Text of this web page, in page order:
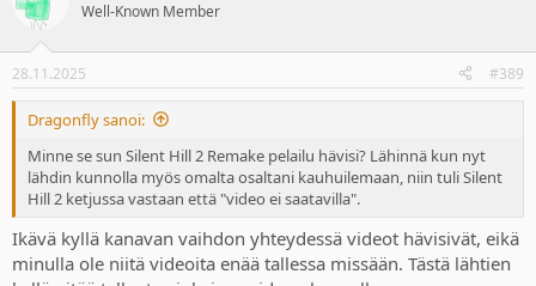
Well-Known Member
28.11.2025 #389
Dragonfly sanoi:
Minne se sun Silent Hill 2 Remake pelailu hävisi? Lähinnä kun nyt
lähdin kunnolla myös omalta osaltani kauhuilemaan, niin tuli Silent
Hill 2 ketjussa vastaan että "video ei saatavilla".
Ikävä kyllä kanavan vaihdon yhteydessä videot hävisivät, eikä
minulla ole niitä videoita enää tallessa missään. Tästä lähtien